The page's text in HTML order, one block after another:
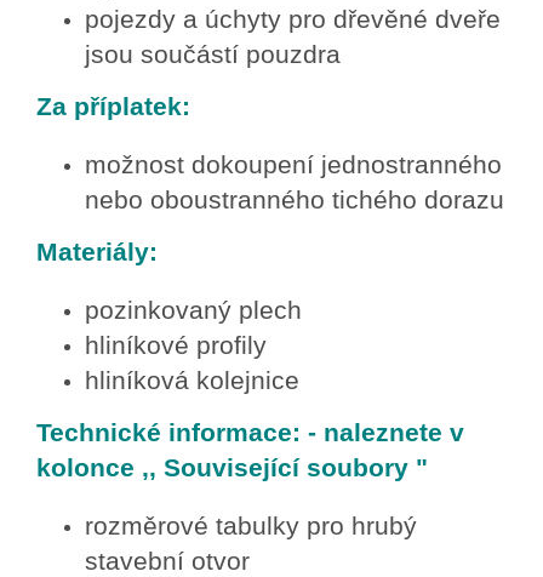
pojezdy a úchyty pro dřevěné dveře
jsou součástí pouzdra
Za příplatek:
možnost dokoupení jednostranného
nebo oboustranného tichého dorazu
Materiály:
pozinkovaný plech
hliníkové profily
hliníková kolejnice
Technické informace: - naleznete v
kolonce ,, Související soubory "
rozměrové tabulky pro hrubý
stavební otvor